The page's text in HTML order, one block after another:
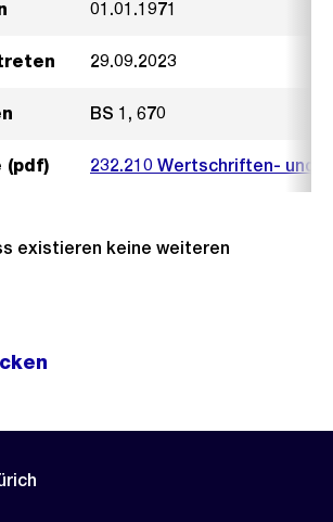
01.01.1971
29.09.2023
BS 1, 670
(pdf) 232.210 Wertschriften- und
existieren keine weiteren